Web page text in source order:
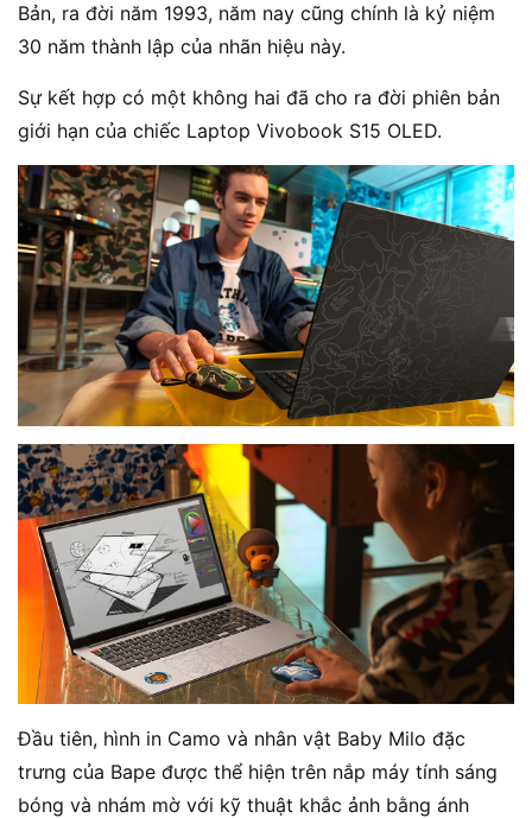
Bản, ra đời năm 1993, năm nay cũng chính là kỷ niệm
30 năm thành lập của nhãn hiệu này.
Sự kết hợp có một không hai đã cho ra đời phiên bản
giới hạn của chiếc Laptop Vivobook S15 OLED.
Đầu tiên, hình in Camo và nhân vật Baby Milo đặc
trưng của Bape được thể hiện trên nắp máy tính sáng
bóng và nhám mờ với kỹ thuật khắc ảnh bằng ánh